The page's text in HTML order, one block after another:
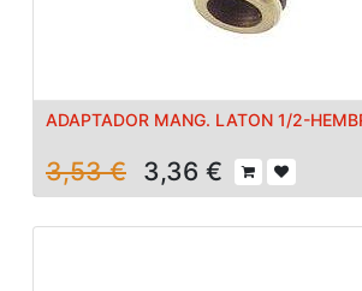
ADAPTADOR MANG. LATON 1/2-
3,53€ 3,36 €